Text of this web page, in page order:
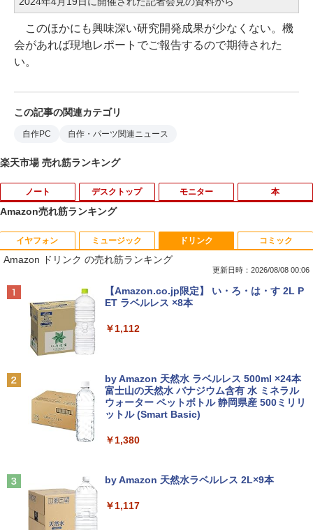
このほかにも興味深い研究開発成果が少なくない。機
会があれば現地レポートでご報告するので期待された
い。
この記事の関連カテゴリ
自作PC 自作・パーツ関連ニュース
楽天市場 売れ筋ランキング
ノート
1
[訳アリ★格安] ノートパソコン Window
s11 15.6型 HP 250 G7 第七世代 Core-i3
メモリ8GB SSD128GB 15.6インチ 無線
LAN テンキー HDMI Webカメラ DVDマ
ルチ Bluetooth USB3.0 SDカード ノー
トPC ノート 中古パソコン 中古PC Win1
【マラソン限定30%OFF】中古 Dell Ins
piron 3593 Core i3 1005G1 第10世代CP
U メモリ8GB SSD256GB 15インチ フル
LAN テンキー DVDマルチ P75F 1年保証
デスクトップ モニター
1
PHILIPS 241V8 LED液晶モニター 23.8
インチワイド ブラック 1920×1080 （フ
ルHD）16:9 IPSパネル 非光沢 ノングレ
ア 液晶ディスプレイ HDMI VGA VESA準
拠 PS4 switch 対応 スイッチ 【中古】
2
00-8/11 01:59】Xiaomi Monitor A24i 20
26 ディスプレイ 1080P 23.8インチ 144
Hzリフレッシュレート sRGB99% 1670
万色 300nits ΔE＜1 低ブルーライト 大
スタンド VESA
本
1
【楽天ブックス限定特典】原かれん 1st
写真集 どストライク(生写真1枚) [ 原 か
￥4,400
￥17,600
【9月上旬発送予定】 ハンターハンター
全巻 HUNTER×HUNTER 1巻-39巻 セッ
料無料】【新品】
￥19,096
Amazon売れ筋ランキング
イヤフォン
Anker Soundcore P40i オフホワイト
Anker Soundcore P31i ホワイト
￥5,990
ラック
￥14,990
ミュージック
BRUCE WAYNE feat. Flo Milli, ATL Jacob
[Explicit]
￥250
BRUCE WAYNE feat. Flo Milli, ATL Jacob
[Explicit]
￥250
ドリンク
Amazon ドリンク の売れ筋ランキング
更新日時：2026/08/08 00:06
【Amazon.co.jp限定】 い・ろ・は・す 2L P
ET ラベルレス ×8本
￥1,112
by Amazon 天然水 ラベルレス 500ml ×24本
富士山の天然水 バナジウム含有 水 ミネラル
ウォーター ペットボトル 静岡県産 500ミリリ
ットル (Smart Basic)
￥1,380
by Amazon 天然水ラベルレス 2L×9本
￥1,117
コミック